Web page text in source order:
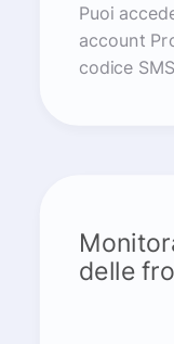
Puoi
account
codice
delle